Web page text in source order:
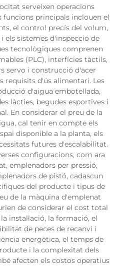
serveixen operacions
funcions principals inclouen el
el control precís del volum,
els sistemes d'inspecció de
tecnològiques comprenen
(PLC), interfícies tàctils,
servo i construcció d'acer
requisits d'ús alimentari. Les
d'aigua embotellada,
làcties, begudes esportives i
En considerar el preu de la
cal tenir en compte els
disponible a la planta, els
futures d'escalabilitat.
configuracions, com ara
emplenadors per pressió,
de pistó, cadascun
del producte i tipus de
de la màquina d'emplenat
de considerar el cost total
instal·lació, la formació, el
de peces de recanvi i
energètica, el temps de
i la complexitat dels
afecten els costos operatius